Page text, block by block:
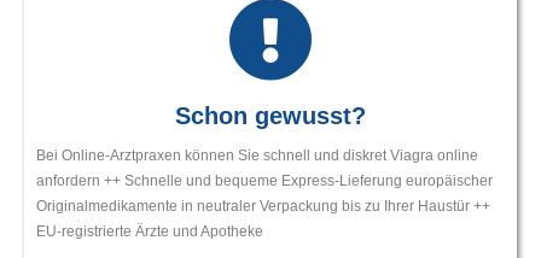
Schon gewusst?
Bei Online-Arztpraxen können Sie schnell und diskret Viagra online
anfordern ++ Schnelle und bequeme Express-Lieferung europäischer
Originalmedikamente in neutraler Verpackung bis zu Ihrer Haustür ++
EU-registrierte Ärzte und Apotheke